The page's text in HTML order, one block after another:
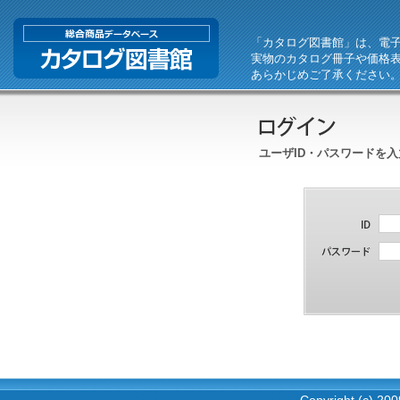
「カタログ図書館」は、電
実物のカタログ冊子や価格
あらかじめご了承ください
ユーザID・パスワードを